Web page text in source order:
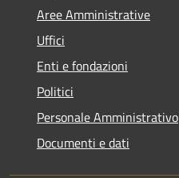
Aree Amministrative
Uffici
Enti e fondazioni
Politici
Personale Amministrativo
Documenti e dati